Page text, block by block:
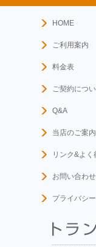
リンク&よく
お問い合わせ
プライバシ
ご利用案内
料金表
ご契約につ
Q&A
当店のご案内
HOME